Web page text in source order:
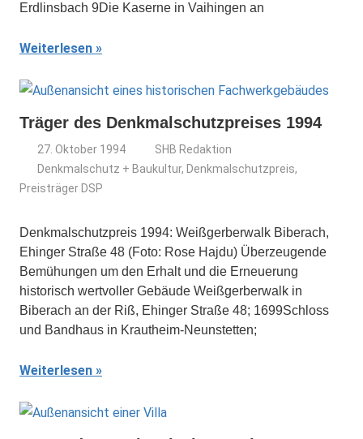
Erdlinsbach 9Die Kaserne in Vaihingen an
Weiterlesen
Träger des Denkmalschutzpreises 1994
27. Oktober 1994
SHB Redaktion
Denkmalschutz + Baukultur, Denkmalschutzpreis,
Preisträger DSP
Denkmalschutzpreis 1994: Weißgerberwalk Biberach,
Ehinger Straße 48 (Foto: Rose Hajdu) Überzeugende
Bemühungen um den Erhalt und die Erneuerung
historisch wertvoller Gebäude Weißgerberwalk in
Biberach an der Riß, Ehinger Straße 48; 1699Schloss
und Bandhaus in Krautheim-Neunstetten;
Weiterlesen